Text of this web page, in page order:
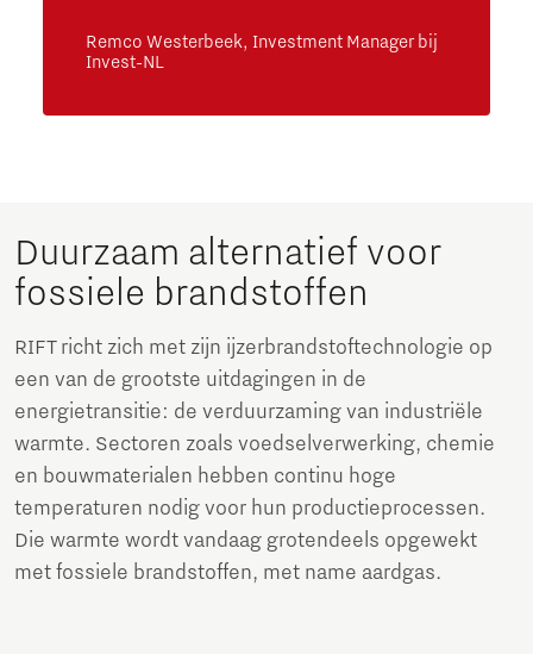
Remco Westerbeek, Investment Manager bij
Invest-NL
Duurzaam alternatief voor
fossiele brandstoffen
RIFT richt zich met zijn ijzerbrandstoftechnologie op
een van de grootste uitdagingen in de
energietransitie: de verduurzaming van industriële
warmte. Sectoren zoals voedselverwerking, chemie
en bouwmaterialen hebben continu hoge
temperaturen nodig voor hun productieprocessen.
Die warmte wordt vandaag grotendeels opgewekt
met fossiele brandstoffen, met name aardgas.